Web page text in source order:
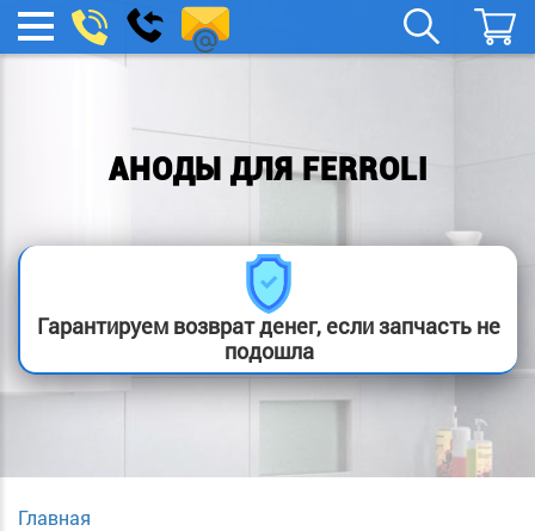
МЕНЮ
boylera@yandex.ru
Заказать
звонок
АНОДЫ ДЛЯ FERROLI
Гарантируем возврат денег, если запчасть не
подошла
Главная